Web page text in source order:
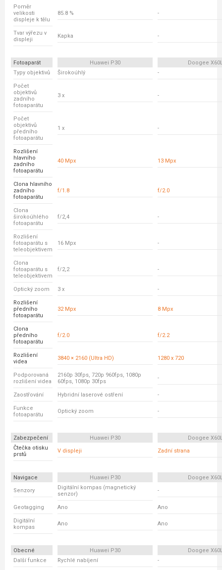
Poměr
velikosti
displeje k tělu
85.8 % -
Tvar výřezu v
displeji
Kapka -
Fotoaparát Huawei P30
Doogee
Typy objektivů
Širokoúhlý -
Počet
objektivů
zadního
fotoaparátu
3 x -
Počet
objektivů
předního
fotoaparátu
1 x -
Rozlišení
hlavního
zadního
fotoaparátu
40 Mpx 13 Mpx
Clona hlavního
zadního
fotoaparátu
f/1.8 f/2.0
Clona
širokoúhlého
fotoaparátu
f/2,4 -
Rozlišení
fotoaparátu s
teleobjektivem
16 Mpx -
Clona
fotoaparátu s
teleobjektivem
f/2,2 -
Optický zoom 3 x -
Rozlišení
předního
fotoaparátu
32 Mpx 8 Mpx
Clona
předního
fotoaparátu
f/2.0 f/2.2
Rozlišení
videa
3840 × 2160 (Ultra HD) 1280 x 720
Podporovaná
rozlišení videa
2160p 30fps, 720p 960fps, 1080p
60fps, 1080p 30fps
-
Zaostřování Hybridní laserové ostření -
Funkce
fotoaparátu
Optický zoom -
Zabezpečení Huawei P30
Doogee
Čtečka otisku
prstů
V displeji Zadní strana
Navigace Huawei P30
Doogee
Senzory
Digitální kompas (magnetický
senzor)
-
Geotagging Ano Ano
Digitální
kompas
Ano Ano
Obecné Huawei P30
Doogee
Další funkce
Rychlé nabíjení -